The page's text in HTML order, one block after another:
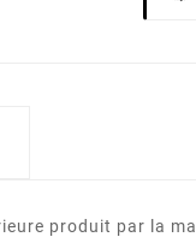
produit par la